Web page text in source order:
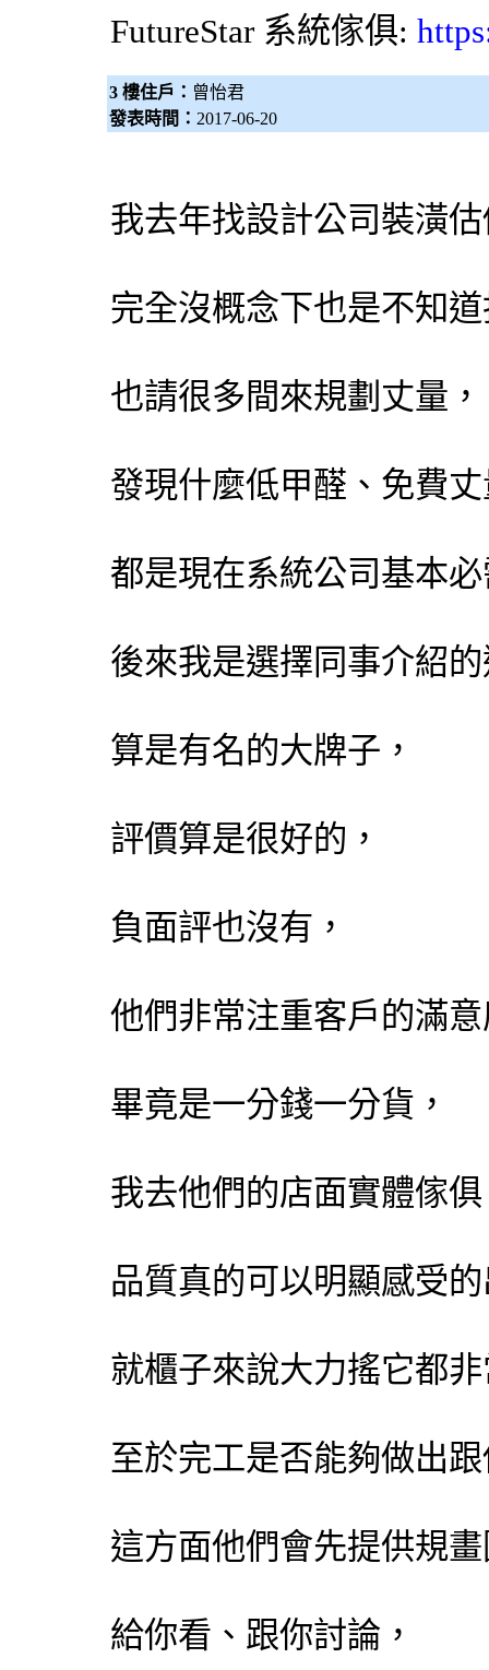
FutureStar 系統傢俱:
3 樓住戶： 曾怡君
發表時間： 2017-06-20
我去年找設計公司裝潢
完全沒概念下也是不知
也請很多間來規劃丈量，
發現什麼低甲醛、免費
都是現在系統公司基本
後來我是選擇同事介紹
算是有名的大牌子，
評價算是很好的，
負面評也沒有，
他們非常注重客戶的滿
畢竟是一分錢一分貨，
我去他們的店面實體傢
品質真的可以明顯感受
就櫃子來說大力搖它都
至於完工是否能夠做出
這方面他們會先提供規
給你看、跟你討論，